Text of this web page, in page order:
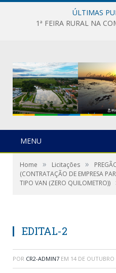
ÚLTIMAS
1ª FEIRA RURAL NA
MENU
Home » Licitações »
(CONTRATAÇÃO DE EMPRESA
TIPO VAN (ZERO QUILOMETRO))
EDITAL-2
POR CR2-ADMIN7 EM 14 DE OUTUBRO